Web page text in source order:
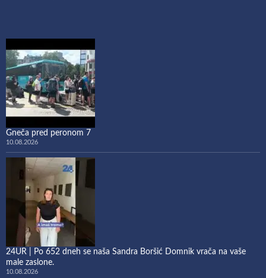
Gneča pred peronom 7
10.08.2026
24UR | Po 652 dneh se naša Sandra Boršić Domnik vrača na vaše
male zaslone.
10.08.2026